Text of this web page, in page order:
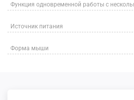
Функция одновременной работы с
Источник питания
Форма мыши